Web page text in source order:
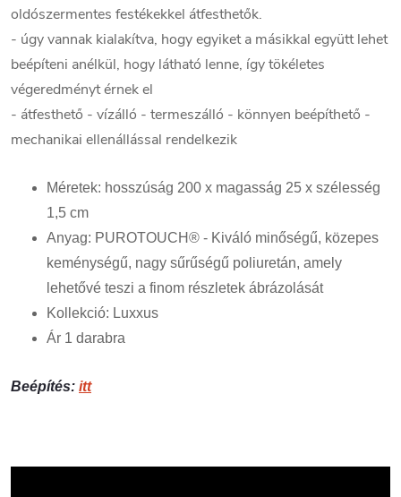
oldószermentes festékekkel átfesthetők.
- úgy vannak kialakítva, hogy egyiket a másikkal együtt lehet
beépíteni anélkül, hogy látható lenne, így tökéletes
végeredményt érnek el
- átfesthető - vízálló - termeszálló - könnyen beépíthető -
mechanikai ellenállással rendelkezik
Méretek: hosszúság 200 x magasság 25 x szélesség
1,5 cm
Anyag: PUROTOUCH® - Kiváló minőségű, közepes
keménységű, nagy sűrűségű poliuretán, amely
lehetővé teszi a finom részletek ábrázolását
Kollekció: Luxxus
Ár 1 darabra
Beépítés: itt